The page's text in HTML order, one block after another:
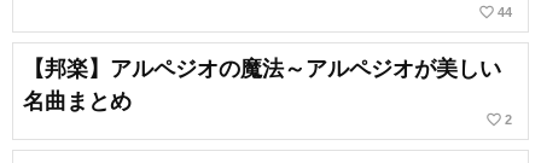
favorite_border 44
【邦楽】アルペジオの魔法～アルペジオが美しい
名曲まとめ
favorite_border 2